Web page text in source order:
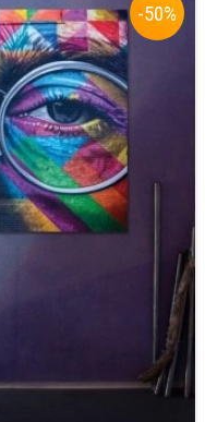
-50%